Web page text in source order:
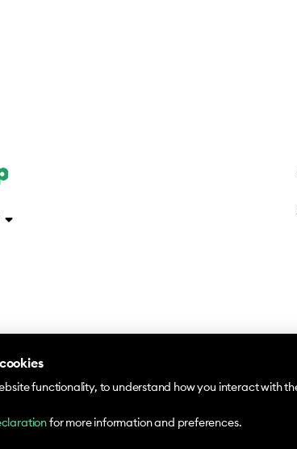
functionality, to understand how you interact with
for more information and preferences.
by Bolt Services US Inc.